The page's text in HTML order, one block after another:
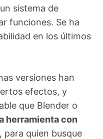
sistema de
funciones. Se ha
en los últimos
versiones han
efectos, y
que Blender o
herramienta con
para quien busque